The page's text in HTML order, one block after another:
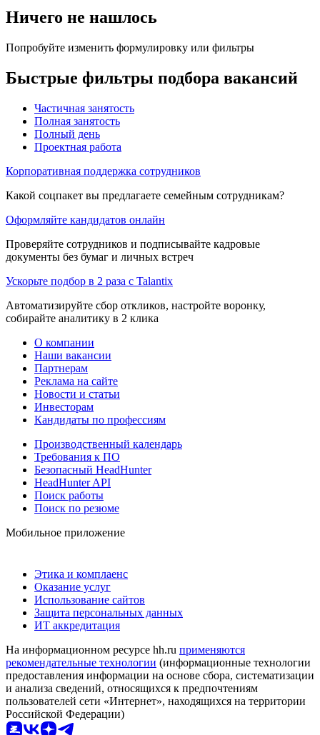
Ничего не нашлось
Попробуйте изменить формулировку или фильтры
Быстрые фильтры подбора вакансий
Частичная занятость
Полная занятость
Полный день
Проектная работа
Корпоративная поддержка сотрудников
Какой соцпакет вы предлагаете семейным сотрудникам?
Оформляйте кандидатов онлайн
Проверяйте сотрудников и подписывайте кадровые
документы без бумаг и личных встреч
Ускорьте подбор в 2 раза с Talantix
Автоматизируйте сбор откликов, настройте воронку,
собирайте аналитику в 2 клика
О компании
Наши вакансии
Партнерам
Реклама на сайте
Новости и статьи
Инвесторам
Кандидаты по профессиям
Производственный календарь
Требования к ПО
Безопасный HeadHunter
HeadHunter API
Поиск работы
Поиск по резюме
Мобильное приложение
Этика и комплаенс
Оказание услуг
Использование сайтов
Защита персональных данных
ИТ аккредитация
На информационном ресурсе hh.ru применяются
рекомендательные технологии (информационные технологии
предоставления информации на основе сбора, систематизации
и анализа сведений, относящихся к предпочтениям
пользователей сети «Интернет», находящихся на территории
Российской Федерации)